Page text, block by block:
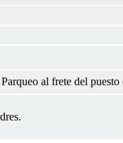
al frete del